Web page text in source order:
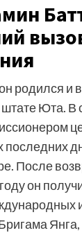
родился и
Юта. В
последних
После
он